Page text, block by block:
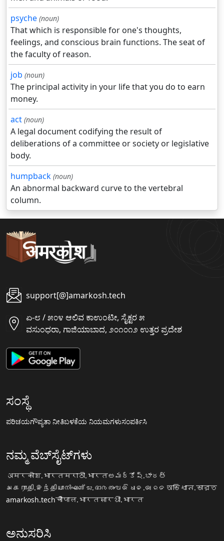
psyche (noun)
That which is responsible for one's thoughts,
feelings, and conscious brain functions. The seat of
the faculty of reason.
job (noun)
The principal activity in your life that you do to earn
money.
act (noun)
A legal document codifying the result of
deliberations of a committee or society or legislative
body.
humpback (noun)
An abnormal backward curve to the vertebral
column.
support[@]amarkosh.tech
ಏ-೮ / ೫೦೪ ಆಲಿವ ಕಾಉಂಟೀ, ಸೈಕ್ಟರ ೫
ವಸುಂಧರಾ, ಗಾಜಿಯಾಬಾದ, ೨೦೧೦೧೨ ಉತ್ತರ ಪ್ರದೇಶ
ಸಂಸ್ಥೆ
ಪರಿಚಯಗೌಪ್ಯತಾ ನೀತಿಬಳಕೆಯ ನಿಯಮಗಳುಸಂಪರ್ಕಿಸಿ
ನಮ್ಮ ವೆಬ್‌ಸೈಟ್‌ಗಳು
अमरकोश.भारतमराठी.भारतఅమర్కోష్.భారత్
அகராதி.இந்தியாനിഘണ്ടു.ഭാരതംଅଭିଧାନ.ଭାରତ অভিধান.ভারত
amarkosh.techचौपाल.भारतसारथी.भारत
ಅನುಸರಿಸಿ